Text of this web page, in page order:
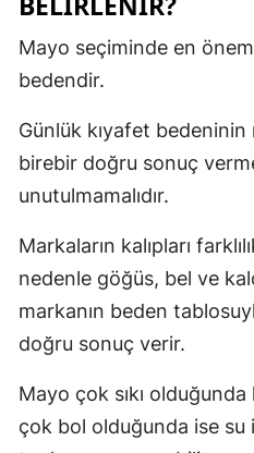
Mayo seçiminde en
bedendir.
Günlük kıyafet
birebir doğru sonuç
unutulmamalıdır.
Markaların kalıpları
nedenle göğüs, bel ve
markanın beden
doğru sonuç verir.
Mayo çok sıkı olduğunda
çok bol olduğunda ise su